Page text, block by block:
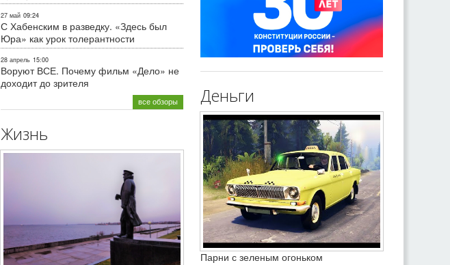
27 май 09:24
С Хабенским в разведку. «Здесь был
Юра» как урок толерантности
28 апрель 15:00
Воруют ВСЕ. Почему фильм «Дело» не
доходит до зрителя
все обзоры
Жизнь
Деньги
Парни с зеленым огоньком